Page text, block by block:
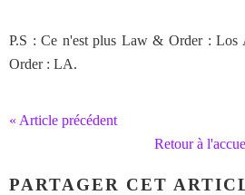
P.S : Ce n'est plus Law & Order : Los
Order : LA.
« Article précédent
Retour à
PARTAGER CET